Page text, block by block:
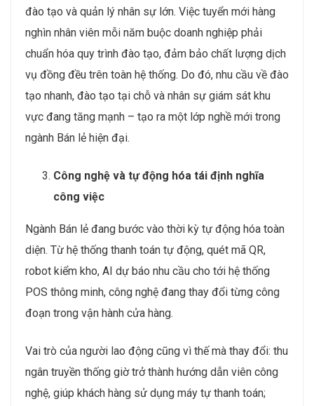
đào tạo và quản lý nhân sự lớn. Việc tuyển mới hàng
nghìn nhân viên mỗi năm buộc doanh nghiệp phải
chuẩn hóa quy trình đào tạo, đảm bảo chất lượng dịch
vụ đồng đều trên toàn hệ thống. Do đó, nhu cầu về đào
tạo nhanh, đào tạo tại chỗ và nhân sự giám sát khu
vực đang tăng mạnh – tạo ra một lớp nghề mới trong
ngành Bán lẻ hiện đại.
Công nghệ và tự động hóa tái định nghĩa
công việc
Ngành Bán lẻ đang bước vào thời kỳ tự động hóa toàn
diện. Từ hệ thống thanh toán tự động, quét mã QR,
robot kiểm kho, AI dự báo nhu cầu cho tới hệ thống
POS thông minh, công nghệ đang thay đổi từng công
đoạn trong vận hành cửa hàng.
Vai trò của người lao động cũng vì thế mà thay đổi: thu
ngân truyền thống giờ trở thành hướng dẫn viên công
nghệ, giúp khách hàng sử dụng máy tự thanh toán;